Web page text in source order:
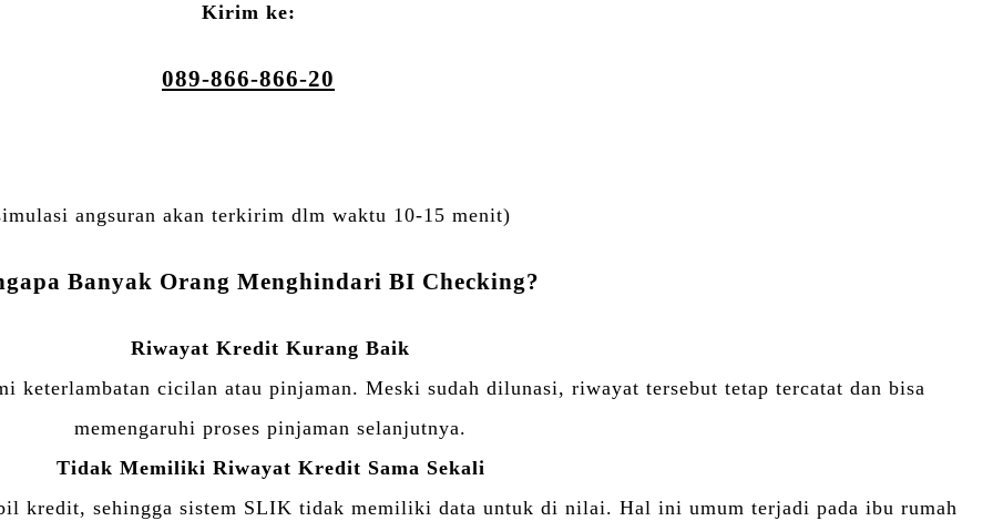
Kirim ke:
089-866-866-20
angsuran akan terkirim dlm waktu 10-15 menit)
Banyak Orang Menghindari BI Checking?
Riwayat Kredit Kurang Baik
keterlambatan cicilan atau pinjaman. Meski sudah dilunasi, riwayat tersebut tetap tercatat dan bisa
memengaruhi proses pinjaman selanjutnya.
Tidak Memiliki Riwayat Kredit Sama Sekali
kredit, sehingga sistem SLIK tidak memiliki data untuk di nilai. Hal ini umum terjadi pada ibu rumah